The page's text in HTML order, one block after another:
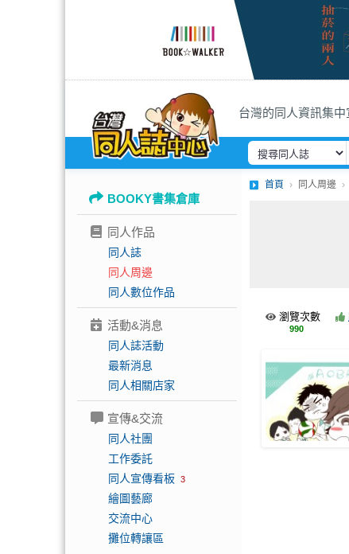
台灣的同人資訊集
BOOKY書集倉庫
同人作品
同人誌
同人周邊
同人數位作品
活動&消息
同人誌活動
最新消息
同人相關店家
宣傳&交流
同人社團
工作委託
同人宣傳看板 3
繪圖藝廊
交流中心
攤位轉讓區
首頁 同人周邊
瀏覽次數
990